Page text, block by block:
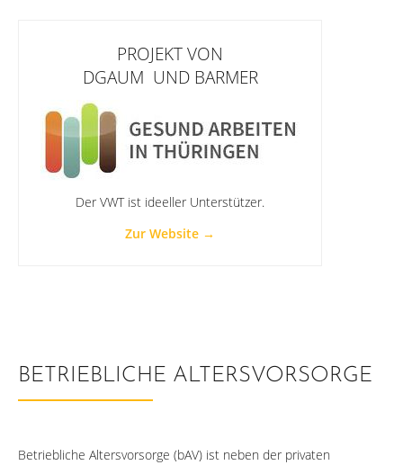
PROJEKT VON
DGAUM UND BARMER
Der VWT ist ideeller Unterstützer.
Zur Website →
BETRIEBLICHE ALTERSVORSORGE
Betriebliche Altersvorsorge (bAV) ist neben der privaten